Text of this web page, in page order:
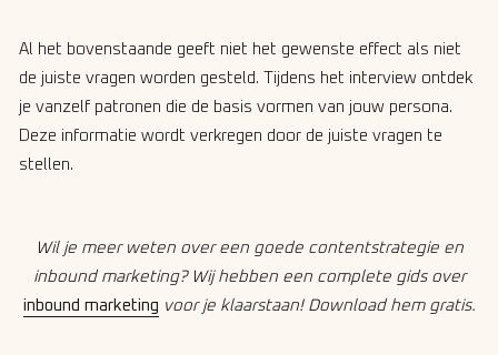
Al het bovenstaande geeft niet het gewenste effect als niet
de juiste vragen worden gesteld. Tijdens het interview ontdek
je vanzelf patronen die de basis vormen van jouw persona.
Deze informatie wordt verkregen door de juiste vragen te
stellen.
Wil je meer weten over een goede contentstrategie en
inbound marketing? Wij hebben een complete gids over
inbound marketing voor je klaarstaan! Download hem gratis.